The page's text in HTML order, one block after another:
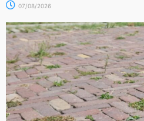
07/08/2026